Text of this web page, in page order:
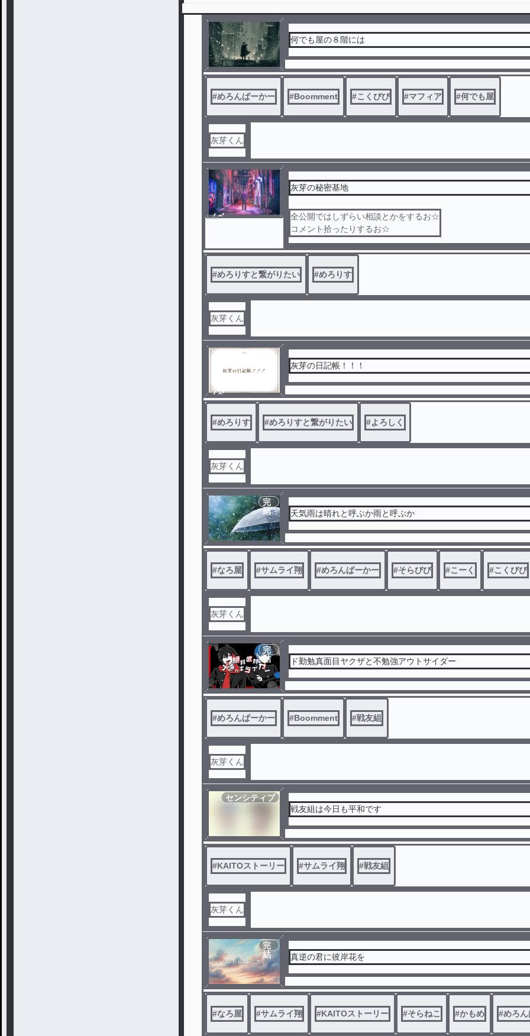
何でも屋の８階には
#めろんぱーかー #Boomment #こくびび #マフィア #何でも屋
灰芽くん
ノベ
灰芽の秘密基地
全公開ではしずらい相談とかをするお☆
コメント拾ったりするお☆
#めろりすと繋がりたい #めろりす
灰芽くん
ノベ
ル
灰芽の日記帳！！！
#めろりす #めろりすと繋がりたい #よろしく
灰芽くん
完
結
天気雨は晴れと呼ぶか雨と呼ぶか
#なろ屋 #サムライ翔 #めろんぱーかー #そらびび #こーく #こくびび
灰芽くん
完
結
ド勤勉真面目ヤクザと不勉強アウトサイダー
#めろんぱーかー #Boomment #戦友組
灰芽くん
センシティブ
戦友組は今日も平和です
#KAITOストーリー #サムライ翔 #戦友組
灰芽くん
完
結
真逆の君に彼岸花を
#なろ屋 #サムライ翔 #KAITOストーリー #そらねこ #かもめ #めろ